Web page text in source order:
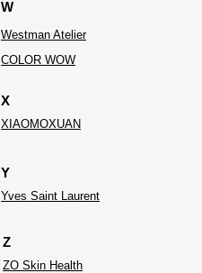
Yves Saint Laurent
XIAOMOXUAN
Westman Atelier
COLOR WOW
ZO Skin Health
X
Y
Z
W